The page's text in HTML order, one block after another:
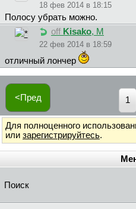
18 фев 2014 в 18:15
Полосу убрать можно.
off Kisako, М
22 фев 2014 в 18:59
отличный лончер
<Пред 1
Для полноценного
или зарегистрируйтесь.
Поиск